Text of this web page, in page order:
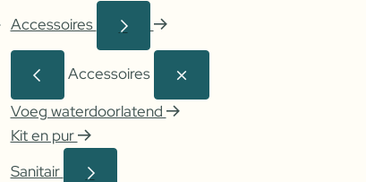
Accessoires
Accessoires
Voeg waterdoorlatend
Kit en pur
Sanitair